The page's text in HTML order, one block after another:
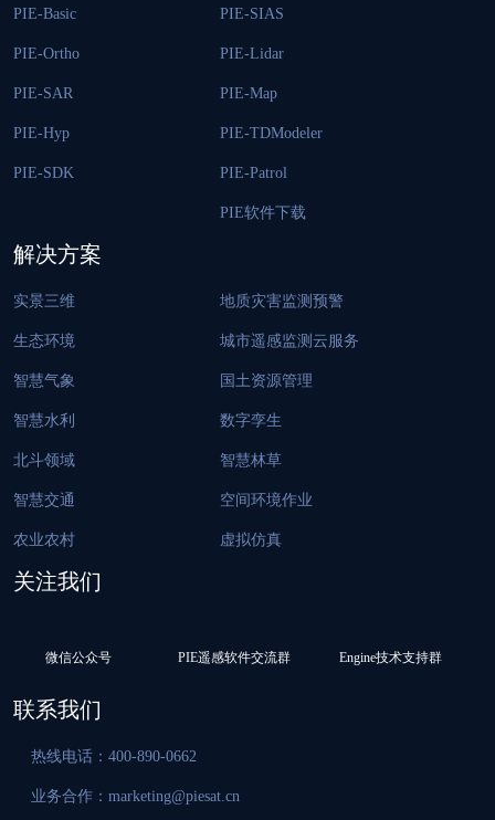
PIE-Basic
PIE-Ortho
PIE-SAR
PIE-Hyp
PIE-SDK
PIE-SIAS
PIE-Lidar
PIE-Map
PIE-TDModeler
PIE-Patrol
PIE软件下载
解决方案
实景三维
生态环境
智慧气象
智慧水利
北斗领域
智慧交通
农业农村
地质灾害监测预警
城市遥感监测云服务
国土资源管理
数字孪生
智慧林草
空间环境作业
虚拟仿真
关注我们
微信公众号 PIE遥感软件交流群 Engine技术支持群
联系我们
热线电话：400-890-0662
业务合作：marketing@piesat.cn